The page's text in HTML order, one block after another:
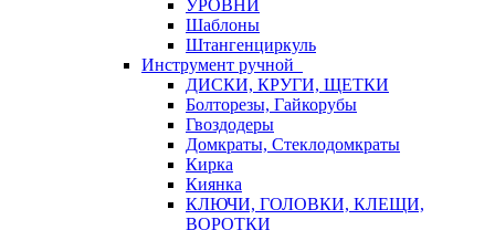
УРОВНИ
Шаблоны
Штангенциркуль
Инструмент ручной
ДИСКИ, КРУГИ, ЩЕТКИ
Болторезы, Гайкорубы
Гвоздодеры
Домкраты, Стеклодомкраты
Кирка
Киянка
КЛЮЧИ, ГОЛОВКИ, КЛЕЩИ,
ВОРОТКИ